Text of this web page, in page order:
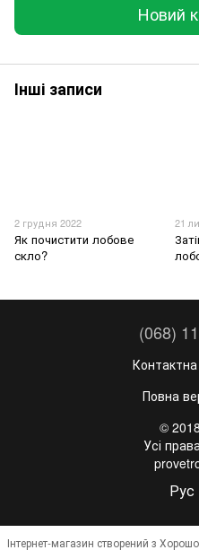
Новий
Інші записи
2 грудня 2022
Як почистити лобове
скло?
21
(068)
Повна
©
Усі
Рус
Інтернет-магазин створений з